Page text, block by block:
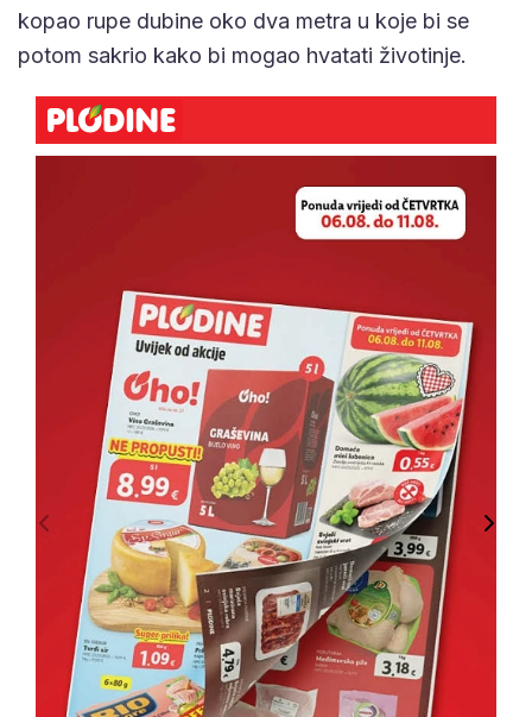
kopao rupe dubine oko dva metra u koje bi se
potom sakrio kako bi mogao hvatati životinje.